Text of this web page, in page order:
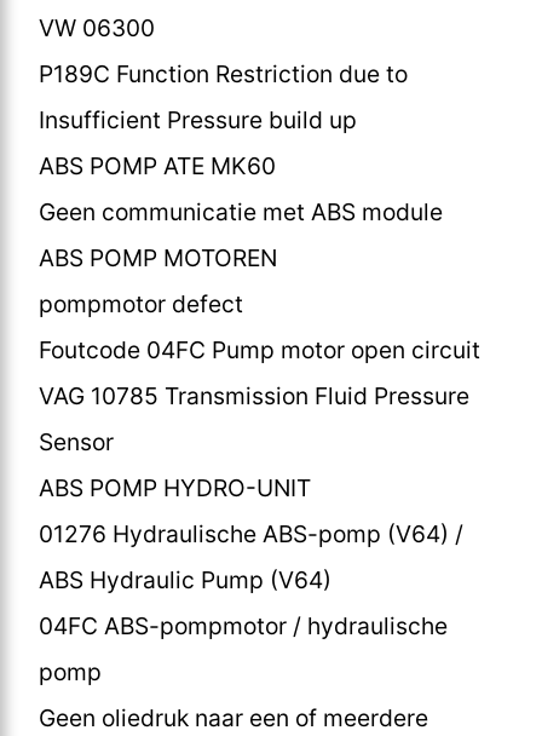
VW 06300
P189C Function Restriction due to
Insufficient Pressure build up
ABS POMP ATE MK60
Geen communicatie met ABS module
ABS POMP MOTOREN
pompmotor defect
Foutcode 04FC Pump motor open circuit
VAG 10785 Transmission Fluid Pressure
Sensor
ABS POMP HYDRO-UNIT
01276 Hydraulische ABS-pomp (V64) /
ABS Hydraulic Pump (V64)
04FC ABS-pompmotor / hydraulische
pomp
Geen oliedruk naar een of meerdere